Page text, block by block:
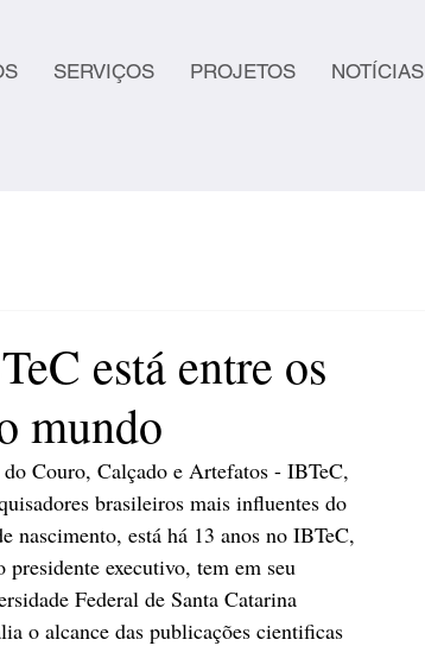
SERVIÇOS PROJETOS NOTÍCIAS
está entre os
mundo
Couro, Calçado e Artefatos - IBTeC,
brasileiros mais influentes do
nascimento, está há 13 anos no IBTeC,
executivo, tem em seu
Federal de Santa Catarina
o alcance das publicações cientificas